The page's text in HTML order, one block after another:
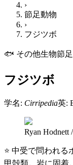
›
節足動物
›
フジツボ
🐟 その他生物節
フジツボ
学名: Cirripedia英:
Ryan Hodnett /
⭐ 中受で問われる
甲殻類。岩に固着。